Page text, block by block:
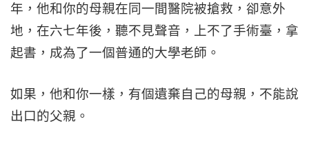
年，他和你的母親在同一間醫院被搶救，卻意外
地，在六七年後，聽不見聲音，上不了手術臺，拿
起書，成為了一個普通的大學老師。
如果，他和你一樣，有個遺棄自己的母親，不能說
出口的父親。